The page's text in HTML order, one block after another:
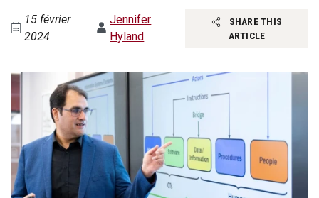
15 février
2024
Jennifer
Hyland
SHARE THIS
ARTICLE